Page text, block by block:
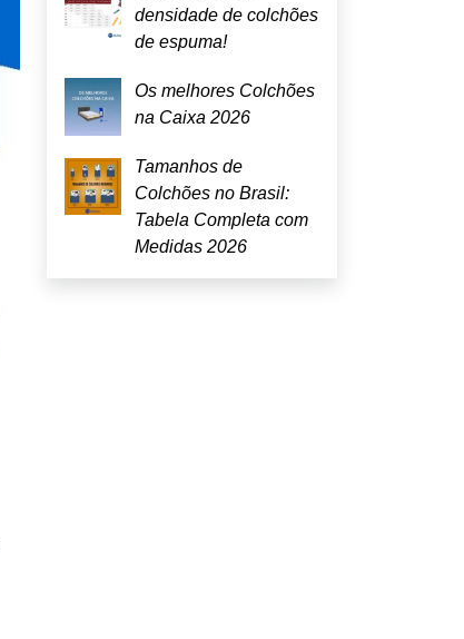
densidade de colchões
de espuma!
Os melhores Colchões
na Caixa 2026
Tamanhos de
Colchões no Brasil:
Tabela Completa com
Medidas 2026